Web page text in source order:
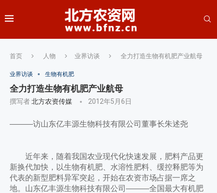
首页 人物 业界访谈 全力打造生物有机肥产业航母
业界访谈 生物有机肥
全力打造生物有机肥产业航母
撰写者北方农资传媒 2012年5月6日
———访山东亿丰源生物科技有限公司董事长朱述尧
近年来，随着我国农业现代化快速发展，肥料产品更
新换代加快，以生物有机肥、水溶性肥料、缓控释肥等为
代表的新型肥料异军突起，开始在农资市场占据一席之
地。山东亿丰源生物科技有限公司———全国最大有机肥